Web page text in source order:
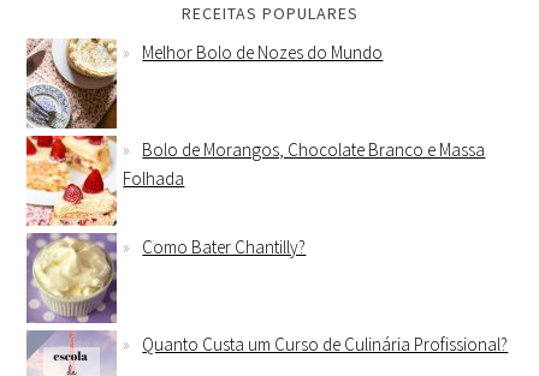
RECEITAS POPULARES
Melhor Bolo de Nozes do Mundo
Bolo de Morangos, Chocolate Branco e Massa
Folhada
Como Bater Chantilly?
Quanto Custa um Curso de Culinária Profissional?